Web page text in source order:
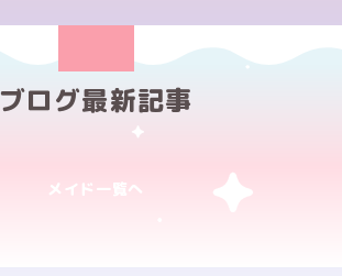
ブログ最新記事
メイド一覧へ